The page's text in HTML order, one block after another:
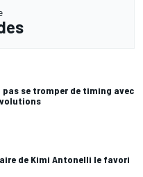
pas se tromper de timing avec
de Kimi Antonelli le favori